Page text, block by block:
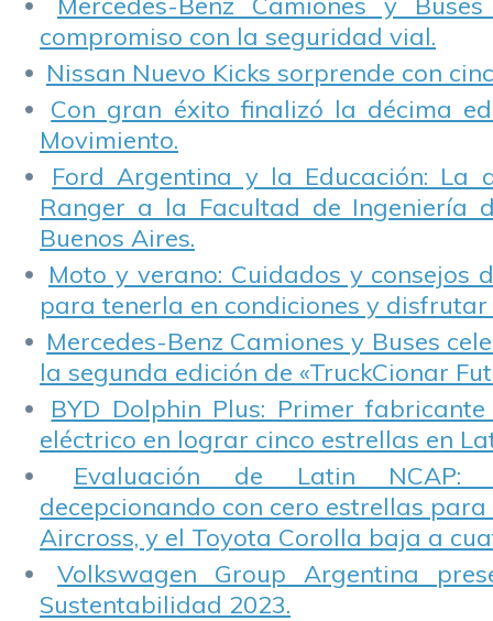
compromiso con la seguridad vial.
Nissan Nuevo Kicks sorprende con
Con gran éxito finalizó la décima
Movimiento.
Ford Argentina y la Educación: La
Ranger a la Facultad de Ingeniería
Buenos Aires.
Moto y verano: Cuidados y consejos
para tenerla en condiciones y disfrutar
Mercedes-Benz Camiones y Buses
la segunda edición de «TruckCionar
BYD Dolphin Plus: Primer
eléctrico en lograr cinco estrellas en
Evaluación de Latin NCAP:
decepcionando con cero estrellas para
Aircross, y el Toyota Corolla baja a
Volkswagen Group Argentina
Sustentabilidad 2023.